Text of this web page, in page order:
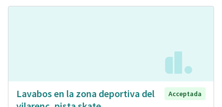
Lavabos en la zona deportiva del
Acceptada